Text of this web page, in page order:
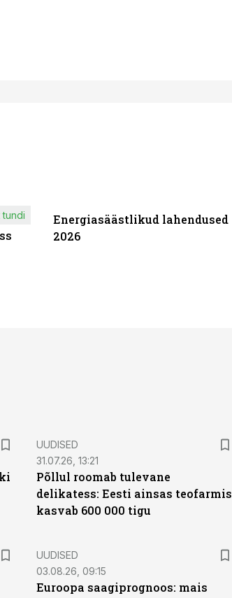
Energiasäästlikud lahendused
2026
UUDISED
31.07.26, 13:21
Põllul roomab tulevane
delikatess: Eesti ainsas teofarmis
kasvab 600 000 tigu
UUDISED
03.08.26, 09:15
Euroopa saagiprognoos: mais